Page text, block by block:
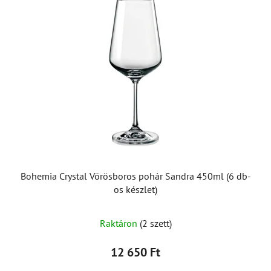
Bohemia Crystal Vörösboros pohár Sandra 450ml (6 db-
os készlet)
termék
átlagos
Raktáron (2 szett)
12 650 Ft